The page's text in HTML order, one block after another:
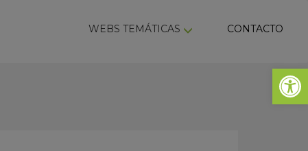
Abrir
WEBS TEMÁTICAS CONTACTO